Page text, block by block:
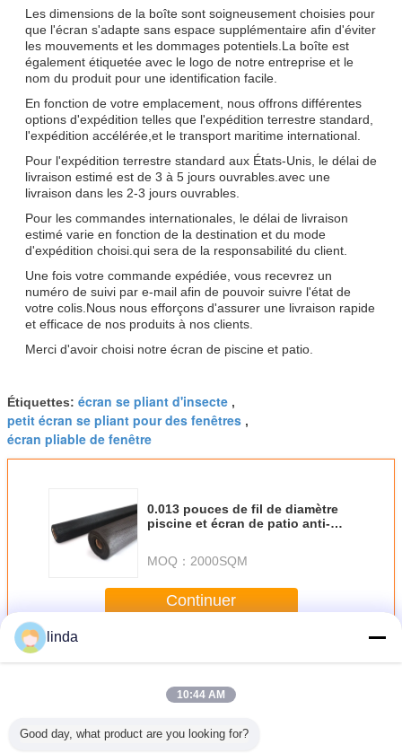
Les dimensions de la boîte sont soigneusement choisies pour
que l'écran s'adapte sans espace supplémentaire afin d'éviter
les mouvements et les dommages potentiels.La boîte est
également étiquetée avec le logo de notre entreprise et le
nom du produit pour une identification facile.
En fonction de votre emplacement, nous offrons différentes
options d'expédition telles que l'expédition terrestre standard,
l'expédition accélérée,et le transport maritime international.
Pour l'expédition terrestre standard aux États-Unis, le délai de
livraison estimé est de 3 à 5 jours ouvrables.avec une
livraison dans les 2-3 jours ouvrables.
Pour les commandes internationales, le délai de livraison
estimé varie en fonction de la destination et du mode
d'expédition choisi.qui sera de la responsabilité du client.
Une fois votre commande expédiée, vous recevrez un
numéro de suivi par e-mail afin de pouvoir suivre l'état de
votre colis.Nous nous efforçons d'assurer une livraison rapide
et efficace de nos produits à nos clients.
Merci d'avoir choisi notre écran de piscine et patio.
Étiquettes: écran se pliant d'insecte ,
petit écran se pliant pour des fenêtres ,
écran pliable de fenêtre
0.013 pouces de fil de diamètre
piscine et écran de patio anti-
MOQ： 2000SQM
Continuer
PlusÉcran de piscine et de patio
linda
10:44 AM
Good day, what product are you looking for?